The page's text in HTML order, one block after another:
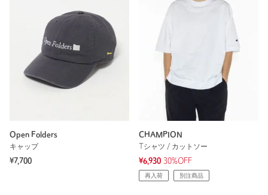
Open Folders
キャップ
¥7,700
CHAMPION
Tシャツ / カットソー
¥6,930 30%OFF
再入荷 別注商品